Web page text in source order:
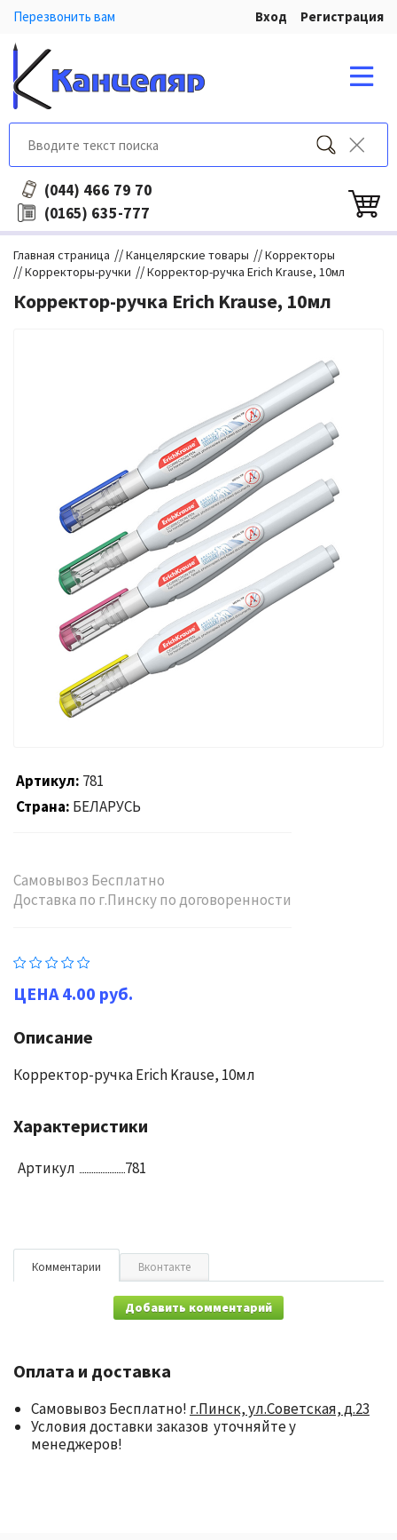
Перезвонить вам Вход Регистрация
(044) 466 79 70
(0165) 635-777
Главная страница //Канцелярские товары //Корректоры
//Корректоры-ручки //Корректор-ручка Erich Krause, 10мл
Корректор-ручка Erich Krause, 10мл
Артикул 781
Страна БЕЛАРУСЬ
Самовывоз Бесплатно
Доставка по г.Пинску по договоренности
4.00 руб.
Описание
Корректор-ручка Erich Krause, 10мл
Характеристики
Артикул 781
Комментарии Вконтакте
Добавить комментарий
Оплата и доставка
Самовывоз Бесплатно! г.Пинск, ул.Советская, д.23
Условия доставки заказов уточняйте у
менеджеров!